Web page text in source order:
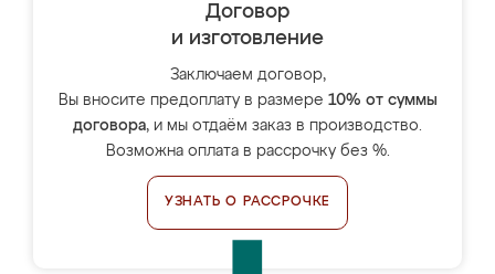
Договор
и изготовление
Заключаем договор,
Вы вносите предоплату в размере 10% от суммы
договора, и мы отдаём заказ в производство.
Возможна оплата в рассрочку без %.
УЗНАТЬ О РАССРОЧКЕ